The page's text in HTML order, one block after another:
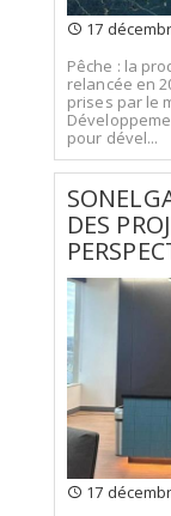
17
Pêche : la
relancée en
prises par le
pour dével...
DES
17